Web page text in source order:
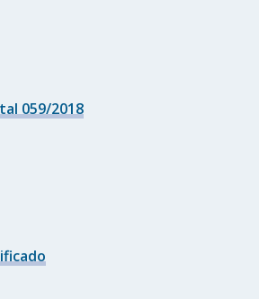
059/2018